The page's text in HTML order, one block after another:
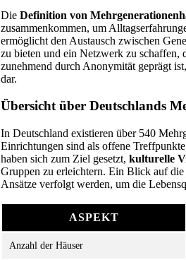
Die Definition von
zusammenkommen, um
ermöglicht den Austausch zwischen
zu bieten und ein Netzwerk zu schaffen,
zunehmend durch Anonymität geprägt
dar.
Übersicht über Deutschlands
In Deutschland existieren über 540
Einrichtungen sind als offene
haben sich zum Ziel gesetzt, kulturelle
Gruppen zu erleichtern. Ein Blick auf
Ansätze verfolgt werden, um die
ASPEKT
Anzahl der Häuser